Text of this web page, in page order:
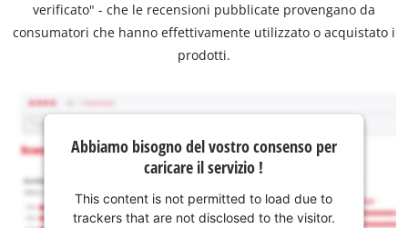
verificato" - che le recensioni pubblicate provengano da
consumatori che hanno effettivamente utilizzato o acquistato i
prodotti.
Abbiamo bisogno del vostro consenso per
caricare il servizio !
This content is not permitted to load due to
trackers that are not disclosed to the visitor.